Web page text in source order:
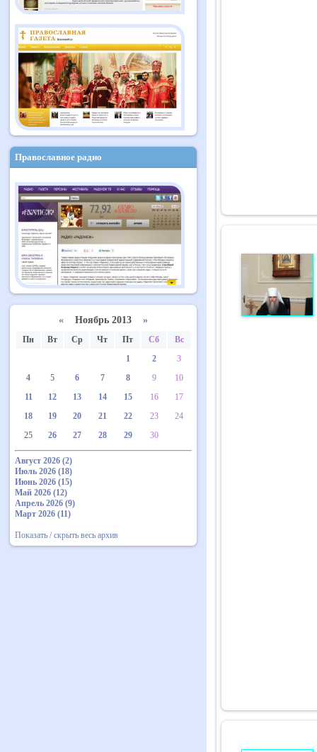
Православное радио
« Ноябрь 2013 »
Пн Вт Ср Чт Пт Сб
Вс
1
2
3
4
5 6 7 8 9
10
11
12 13 14 15 16
17
18
19 20 21 22 23
24
25
26 27 28 29 30
Август 2026 (2)
Июль 2026 (18)
Июнь 2026 (15)
Май 2026 (12)
Апрель 2026 (9)
Март 2026 (11)
Показать / скрыть весь архив